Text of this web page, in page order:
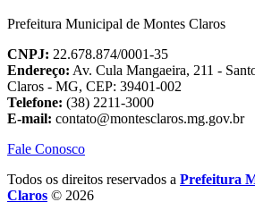
Prefeitura Municipal de Montes Claros
CNPJ: 22.678.874/0001-35
Endereço: Av. Cula Mangaeira, 211 -
Claros - MG, CEP: 39401-002
Telefone: (38) 2211-3000
E-mail: contato@montesclaros.mg.gov.br
Fale Conosco
Todos os direitos reservados a Prefeitura
Claros © 2026